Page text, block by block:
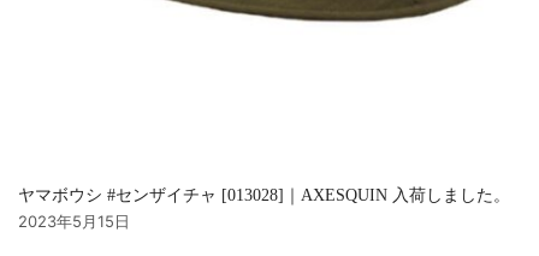
ヤマボウシ #センザイチャ [013028]｜AXESQUIN 入荷しました。
2023年5月15日